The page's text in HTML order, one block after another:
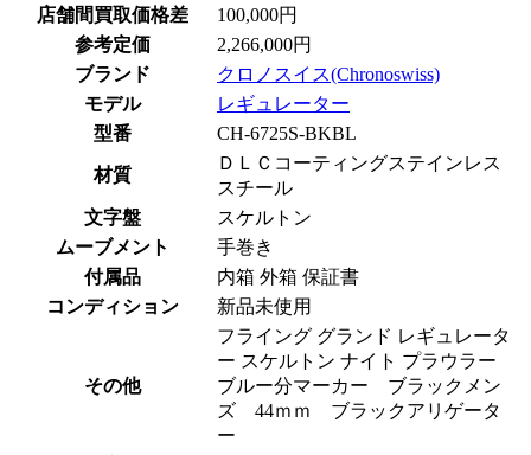
店舗間買取価格差
100,000円
参考定価
2,266,000円
ブランド
クロノスイス(Chronoswiss)
モデル
レギュレーター
型番
CH-6725S-BKBL
材質
ＤＬＣコーティングステインレス
スチール
文字盤
スケルトン
ムーブメント
手巻き
付属品
内箱 外箱 保証書
コンディション
新品未使用
その他
フライング グランド レギュレータ
ー スケルトン ナイト プラウラー
ブルー分マーカー ブラックメン
ズ 44ｍｍ ブラックアリゲータ
ー